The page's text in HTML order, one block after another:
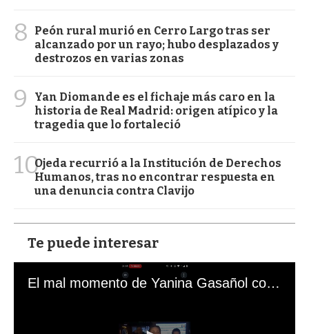
8
Peón rural murió en Cerro Largo tras ser
alcanzado por un rayo; hubo desplazados y
destrozos en varias zonas
9
Yan Diomande es el fichaje más caro en la
historia de Real Madrid: origen atípico y la
tragedia que lo fortaleció
10Ojeda recurrió a la Institución de Derechos
Humanos, tras no encontrar respuesta en
una denuncia contra Clavijo
Te puede interesar
El mal momento de Yanina Gasañol con un hincha argentino en "Subrayado"